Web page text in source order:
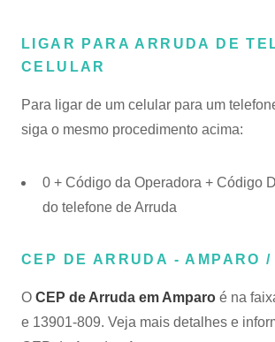
LIGAR PARA ARRUDA DE
CELULAR
Para ligar de um celular para um
siga o mesmo procedimento acima:
0 + Código da Operadora + Código
do telefone de Arruda
CEP DE ARRUDA - AMPARO /
O CEP de Arruda em Amparo é na
e 13901-809. Veja mais detalhes e